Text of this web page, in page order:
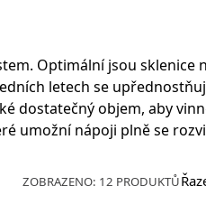
Jiggery a odměrky
Muddlery a lisy
Sklenice
na víno
a sekt
Barové podložky
Ubrousky
Lightstick
Sklenice s
Optimální jsou sklenice
letech se
dostatečný objem, aby
umožní nápoji plně se
ZOBRAZENO: 12 PRODUKTŮ